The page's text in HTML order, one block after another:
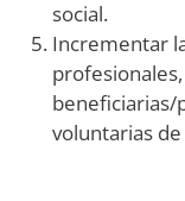
social.
Incrementar
beneficiarias/
voluntarias